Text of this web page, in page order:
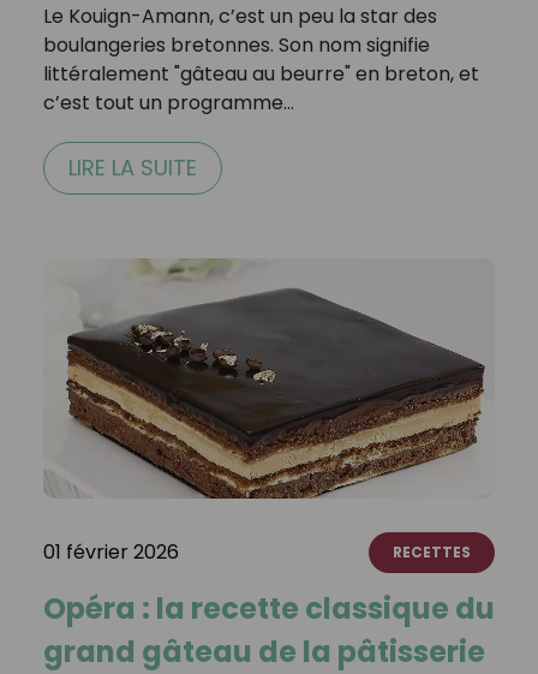
Le Kouign-Amann, c’est un peu la star des
boulangeries bretonnes. Son nom signifie
littéralement "gâteau au beurre" en breton, et
c’est tout un programme…
LIRE LA SUITE
01 février 2026 RECETTES
Opéra : la recette classique du
grand gâteau de la pâtisserie